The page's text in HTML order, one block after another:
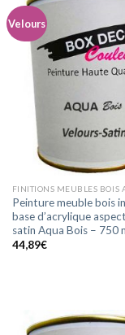
Velours
Peinture meuble bois
base d’acrylique
satin Aqua Bois – 750
44,89€